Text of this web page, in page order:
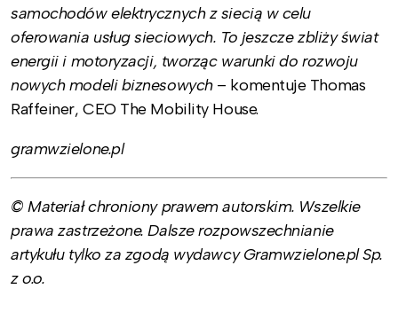
samochodów elektrycznych z siecią w celu
oferowania usług sieciowych. To jeszcze zbliży świat
energii i motoryzacji, tworząc warunki do rozwoju
nowych modeli biznesowych – komentuje Thomas
Raffeiner, CEO The Mobility House.
gramwzielone.pl
© Materiał chroniony prawem autorskim. Wszelkie
prawa zastrzeżone. Dalsze rozpowszechnianie
artykułu tylko za zgodą wydawcy Gramwzielone.pl Sp.
z o.o.